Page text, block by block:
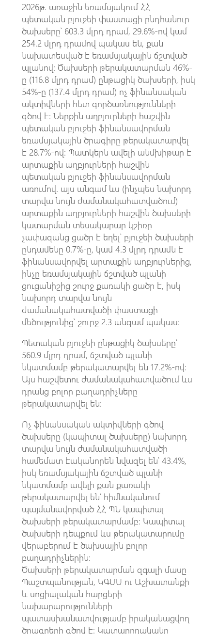
2026թ. առաջին եռամսյակում ՀՀ
պետական բյուջեի փաստացի ընդհանուր
ծախսերը՝ 603.3 մլրդ դրամ, 29.6%-ով կամ
254.2 մլրդ դրամով պակաս են, քան
նախատեսված է եռամսյակային ճշտված
պլանով: Ծախսերի թերակատարման 46%-
ը (116.8 մլրդ դրամ) ընթացիկ ծախսերի, իսկ
54%-ը (137.4 մլրդ դրամ) ոչ ֆինանսական
ակտիվների հետ գործառնությունների
գծով է: Ներքին աղբյուրների հաշվին
պետական բյուջեի ֆինանսավորման
եռամսյակային ծրագիրը թերակատարվել
է 28.7%-ով: Պատկերն ավելի անմխիթար է
արտաքին աղբյուրների հաշվին
պետական բյուջեի ֆինանսավորման
առումով. այս անգամ ևս (ինչպես նախորդ
տարվա նույն ժամանակահատվածում)
արտաքին աղբյուրների հաշվին ծախսերի
կատարման տեսակարար կշիռը
չափազանց ցածր է եղել՝ բյուջեի ծախսերի
ընդամենը 0.7%-ը, կամ 4.3 մլրդ դրամն է
ֆինանսավորվել արտաքին աղբյուրներից,
ինչը եռամսյակային ճշտված պլանի
ցուցանիշից շուրջ քառակի ցածր է, իսկ
նախորդ տարվա նույն
ժամանակահատվածի փաստացի
մեծությունից՝ շուրջ 2.3 անգամ պակաս։
Պետական բյուջեի ընթացիկ ծախսերը՝
560.9 մլրդ դրամ, ճշտված պլանի
նկատմամբ թերակատարվել են 17.2%-ով:
Այս հաշվետու ժամանակահատվածում ևս
դրանց բոլոր բաղադրիչները
թերակատարվել են։
Ոչ ֆինանսական ակտիվների գծով
ծախսերը (կապիտալ ծախսերը) նախորդ
տարվա նույն ժամանակահատվածի
համեմատ էականորեն նվազել են՝ 43.4%,
իսկ եռամսյակային ճշտված պլանի
նկատմամբ ավելի քան քառակի
թերակատարվել են՝ հիմնականում
պայմանավորված ՀՀ ՊՆ կապիտալ
ծախսերի թերակատարմամբ: Կապիտալ
ծախսերի դեպքում ևս թերակատարումը
վերաբերում է ծախսային բոլոր
բաղադրիչներին։
Ծախսերի թերակատարման զգալի մասը
Պաշտպանության, ԿԳՄՍ ու Աշխատանքի
և սոցիալական հարցերի
նախարարությունների
պատասխանատվությամբ իրականացվող
ծրագրերի գծով է։ Կատարողականը